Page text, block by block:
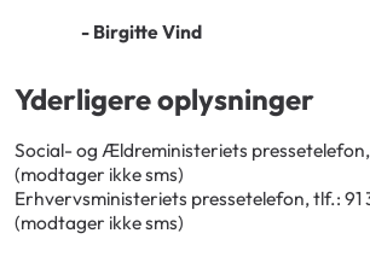
- Birgitte Vind
Yderligere oplysninger
Social- og Ældreministeriets pressetelefon,
(modtager ikke sms)
Erhvervsministeriets pressetelefon, tlf.: 91
(modtager ikke sms)